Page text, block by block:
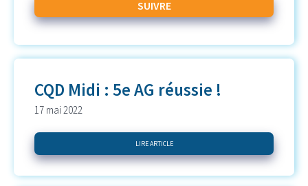
CQD Midi : 5e AG réussie !
17 mai 2022
LIRE ARTICLE